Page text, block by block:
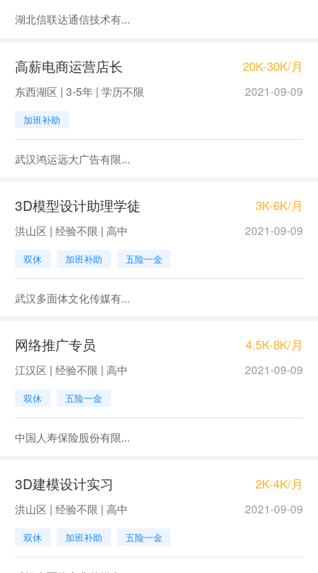
湖北信联达通信技术有...
高薪电商运营店长 20K-30K/月
东西湖区 | 3-5年 | 学历不限 2021-09-09
加班补助
武汉鸿运远大广告有限...
3D模型设计助理学徒 3K-6K/月
洪山区 | 经验不限 | 高中 2021-09-09
双休 加班补助 五险一金
武汉多面体文化传媒有...
网络推广专员 4.5K-8K/月
江汉区 | 经验不限 | 高中 2021-09-09
双休 五险一金
中国人寿保险股份有限...
3D建模设计实习 2K-4K/月
洪山区 | 经验不限 | 高中 2021-09-09
双休 加班补助 五险一金